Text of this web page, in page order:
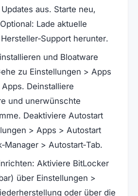
aus. Starte neu,
Lade aktuelle
herunter.
und Bloatware
zu Einstellungen > Apps
Deinstalliere
und unerwünschte
Deaktiviere Autostart
> Apps > Autostart
> Autostart‑Tab.
Aktiviere BitLocker
über Einstellungen >
oder über die